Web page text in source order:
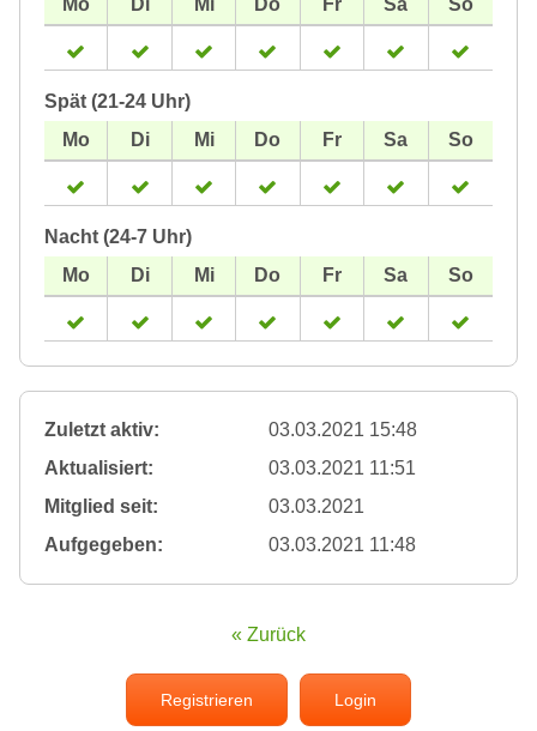
Spät (21-24 Uhr)
Nacht (24-7 Uhr)
Zuletzt aktiv:
03.03.2021 15:48
Aktualisiert:
03.03.2021 11:51
Mitglied seit:
03.03.2021
Aufgegeben:
03.03.2021 11:48
« Zurück
Registrieren Login